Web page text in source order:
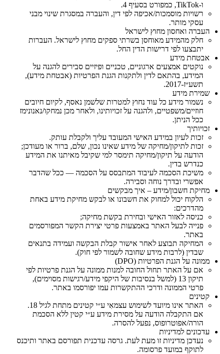
ו‑TikTok, כמפורט בסעיף 4.
רשויות מוסמכות/אכיפה לפי דין, והעברה במסגרת שינוי מבני
עסקי מותר.
העברה ואחסון מחוץ לישראל
חלק מהמידע מאוחסן בשרתי ספקים מחוץ לישראל. העברות
יתבצעו לפי דרישות הדין החל.
אבטחת מידע
נוקטים אמצעים ארגוניים, טכניים ופיזיים סבירים להגנה על
המידע, בהתאם לדין ולתקנות הגנת הפרטיות (אבטחת מידע),
תשע״ז‑2017.
שמירת מידע
נשמור מידע כל עוד נחוץ למטרות שלשמן נאסף, לקיום חיובים
חוזיים/משפטיים, ולהגנה על זכויותינו, ולאחר מכן נמחקו/נאנונימז
ככל הניתן.
זכויותיך
זכות לעיון במידע האישי המעובד עליך ולקבלת עותק.
זכות לתיקון/מחיקה של מידע שאינו נכון, שלם, ברור או מעודכן;
הודעה על תיקון/מחיקה תימסר למי שקיבל מאיתנו את המידע
כנדרש בדין.
משיכת הסכמה לעיבוד המתבסס על הסכמה — ככל שהדבר
אפשרי ובדרך נוחה וסבירה.
מחיקת חשבון/מידע – איך מבקשים
הלקוח יכול למחוק את חשבונו או לבקש מחיקת מידע באחת
מהדרכים:
כניסה לאזור האישי ובחירת בקשת מחיקה;
פנייה לבעל האתר באמצעות פרטי יצירת הקשר המפורסמים
באתר.
המחיקה תבוצע לאחר אישור קבלת הבקשה ועמידה בתנאים
שבדין (לרבות מידע שחובה לשמור לפי חוק).
ממונה על הגנת הפרטיות (DPO)
אם על האתר תחול החובה למנות ממונה על הגנת פרטיות לפי
תיקון 13 (למשל בנסיבות של היקפי מידע/רגישות מסוימים),
פרטי הממונה ודרכי ההתקשרות עמו יפורסמו באתר.
קטינים
האתר אינו מיועד לשימוש עצמאִי ע״י קטינים מתחת לגיל 18.
אם התקבלה הודעה על מסירת מידע ע״י קטין ללא הסכמת
הורה/אפוטרופוס, נפעל להסרה.
עדכונים למדיניות
נעדכן מדיניות זו מעת לעת. גרסה עדכנית תפורסם באתר ותיכנס
לתוקף במועד פרסומה.